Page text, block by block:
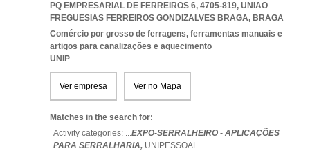
PQ EMPRESARIAL DE FERREIROS 6, 4705-819, UNIAO
FREGUESIAS FERREIROS GONDIZALVES BRAGA, BRAGA
Comércio por grosso de ferragens, ferramentas manuais e
artigos para canalizações e aquecimento
UNIP
Ver empresa Ver no Mapa
Matches in the search for:
Activity categories: ...EXPO-SERRALHEIRO - APLICAÇÕES
PARA SERRALHARIA, UNIPESSOAL...